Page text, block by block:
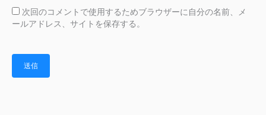
次回のコメントで使用するためブラウザーに自分の名前、メ
ールアドレス、サイトを保存する。